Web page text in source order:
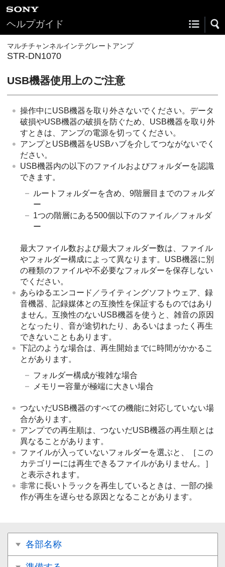
ヘルプガイド
マルチチャンネルインテグレートアンプ
STR-DN1070
USB機器使用上のご注意
操作中にUSB機器を取り外さないでください。データ
破損やUSB機器の破損を防ぐため、USB機器を取り外
すときは、アンプの電源を切ってください。
アンプとUSB機器をUSBハブを介してつながないでく
ださい。
USB機器内の以下のファイルおよびフォルダーを認識
できます。
ルートフォルダーを含め、9階層目までのフォルダ
ー
1つの階層にある500個以下のファイル／フォルダ
ー
最大ファイル数および最大フォルダー数は、ファイル
やフォルダー構成によって異なります。USB機器に別
の種類のファイルや不必要なフォルダーを保存しない
でください。
あらゆるエンコード／ライティングソフトウェア、録
音機器、記録媒体との互換性を保証するものではあり
ません。互換性のないUSB機器を使うと、雑音の原因
となったり、音が途切れたり、あるいはまったく再生
できないこともあります。
下記のような場合は、再生開始までに時間がかかるこ
とがあります。
フォルダー構成が複雑な場合
メモリー容量が極端に大きい場合
つないだUSB機器のすべての機能に対応していない場
合があります。
アンプでの再生順は、つないだUSB機器の再生順とは
異なることがあります。
ファイルが入っていないフォルダーを選ぶと、［この
カテゴリーには再生できるファイルがありません。］
と表示されます。
非常に長いトラックを再生しているときは、一部の操
作が再生を遅らせる原因となることがあります。
各部名称